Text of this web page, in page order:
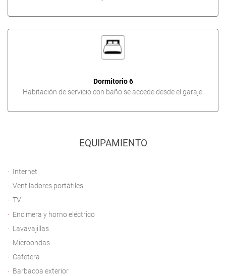
Dormitorio 6
Habitación de servicio con baño se accede desde el garaje.
EQUIPAMIENTO
Internet
Ventiladores portátiles
TV
Encimera y horno eléctrico
Lavavajillas
Microondas
Cafetera
Barbacoa exterior